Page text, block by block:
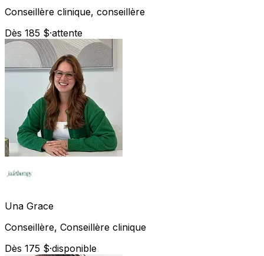
Conseillère clinique, conseillère
Dès 185 $·attente
Una Grace
Conseillère, Conseillère clinique
Dès 175 $·disponible